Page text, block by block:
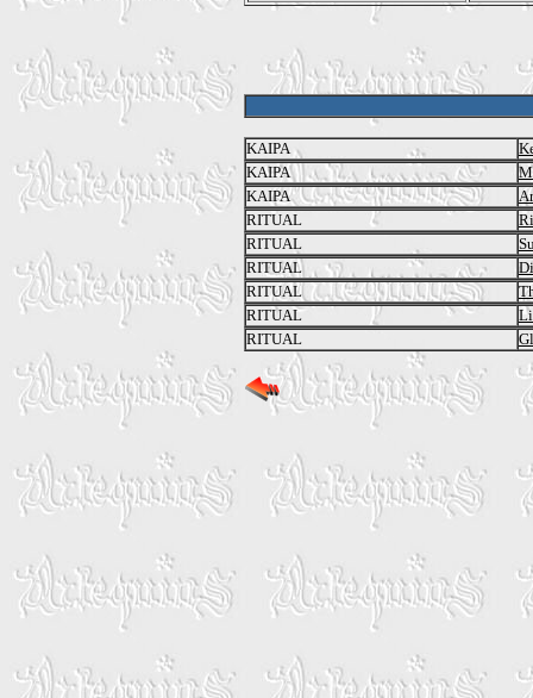
KAIPA
KAIPA
KAIPA
RITUAL
RITUAL
RITUAL
RITUAL
RITUAL
RITUAL